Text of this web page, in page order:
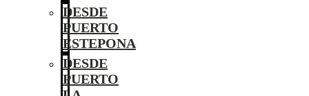
DESDE
PUERTO
ESTEPONA
DESDE
PUERTO